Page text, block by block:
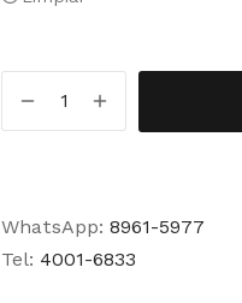
WhatsApp: 8961-5977
Tel: 4001-6833